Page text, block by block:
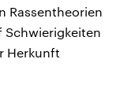
Rassentheorien
Schwierigkeiten
Herkunft